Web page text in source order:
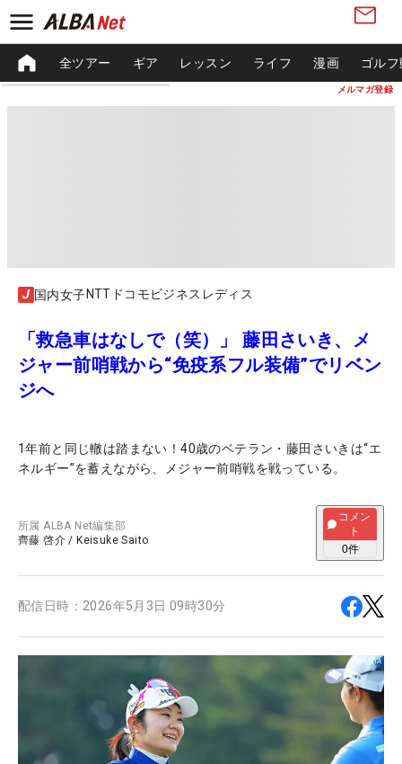
メルマガ登録
全ツアー ギア レッスン ライフ 漫画 ゴル
国内女子NTTドコモビジネスレディス
「救急車はなしで（笑）」 藤田さいき、メ
ジャー前哨戦から“免疫系フル装備”でリベン
ジへ
1年前と同じ轍は踏まない！40歳のベテラン・藤田さいきは“エ
ネルギー”を蓄えながら、メジャー前哨戦を戦っている。
所属ALBA Net編集部
齊藤 啓介 / Keisuke Saito
コメン
ト
0件
配信日時： 2026年5月3日 09時30分